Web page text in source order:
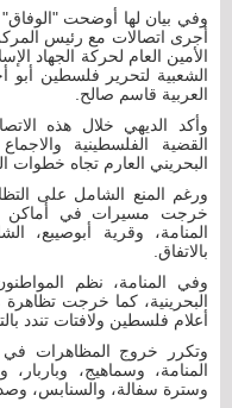
وفي بيان لها أوضحت
أجرى اتصالات مع رئيس
الأمين العام لحركة الجهاد
الشعبية لتحرير فلسطين أبو
العربية قاسم صالح.
وأكد الديهي خلال هذه
القضية الفلسطينية
البحريني العارم تجاه خطوات
ورغم المنع الشامل على
خرجت مسيرات في أماكن
المنامة، وقرية أبوصيبع،
بالاتفاق.
وفي المنامة، نظم
البحرينية، كما خرجت
أعلام فلسطين ولافتات تندد
وتكرر خروج المظاهرات في
المنامة، وسماهيج، وباربار،
وسترة سفالة، والسنابس،